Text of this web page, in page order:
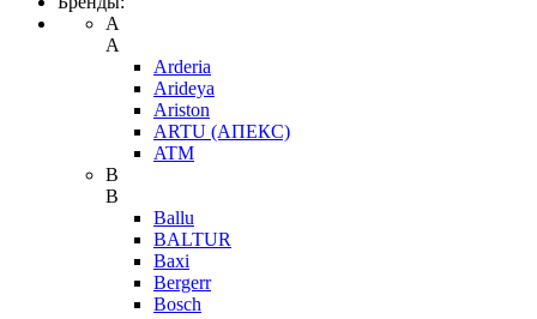
A
A
Arderia
Arideya
Ariston
ARTU (АПЕКС)
ATM
B
B
Ballu
BALTUR
Baxi
Bergerr
Bosch